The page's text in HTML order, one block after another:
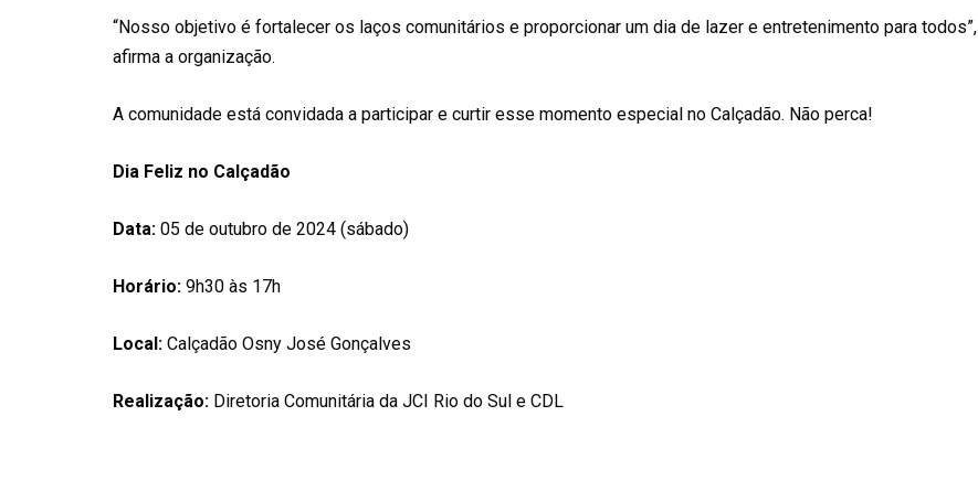
“Nosso objetivo é fortalecer os laços comunitários e proporcionar um dia de lazer e entretenimento para todos”,
afirma a organização.
A comunidade está convidada a participar e curtir esse momento especial no Calçadão. Não perca!
Dia Feliz no Calçadão
Data: 05 de outubro de 2024 (sábado)
Horário: 9h30 às 17h
Local: Calçadão Osny José Gonçalves
Realização: Diretoria Comunitária da JCI Rio do Sul e CDL